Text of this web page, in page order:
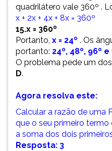
quadrilátero vale 360º .
x + 2x + 4x + 8x = 360º
15.x = 360º
Portanto, x = 24º . Os
portanto: 24º, 48º, 96º e
O problema pede um
D.
Agora resolva este:
Calcular a razão de uma
que o seu primeiro
a soma dos dois
Resposta: 3